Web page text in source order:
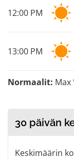
12:00 PM
13:00 PM
Normaalit: Max
30 päivän
Keskimäärin